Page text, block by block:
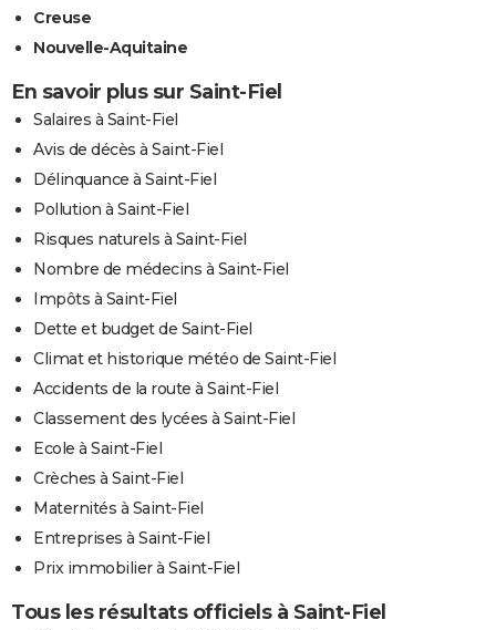
Creuse
Nouvelle-Aquitaine
En savoir plus sur Saint-Fiel
Salaires à Saint-Fiel
Avis de décès à Saint-Fiel
Délinquance à Saint-Fiel
Pollution à Saint-Fiel
Risques naturels à Saint-Fiel
Nombre de médecins à Saint-Fiel
Impôts à Saint-Fiel
Dette et budget de Saint-Fiel
Climat et historique météo de Saint-Fiel
Accidents de la route à Saint-Fiel
Classement des lycées à Saint-Fiel
Ecole à Saint-Fiel
Crèches à Saint-Fiel
Maternités à Saint-Fiel
Entreprises à Saint-Fiel
Prix immobilier à Saint-Fiel
Tous les résultats officiels à Saint-Fiel